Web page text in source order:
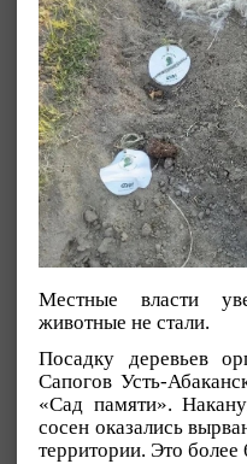
Местные власти
животные не стали.
Посадку деревьев
Сапогов Усть-
«Сад памяти».
сосен оказались
территории. Это более